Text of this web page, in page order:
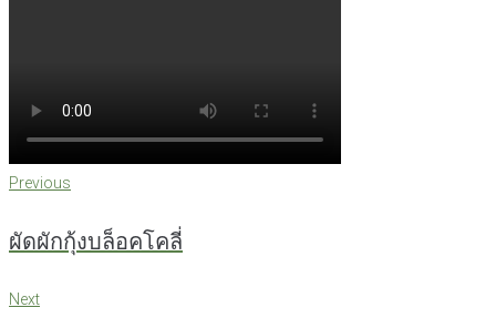
แนะแนว
เรื่อง
Previous
Previous
ผัดผักกุ้งบล็อคโคลี่
Next
Next